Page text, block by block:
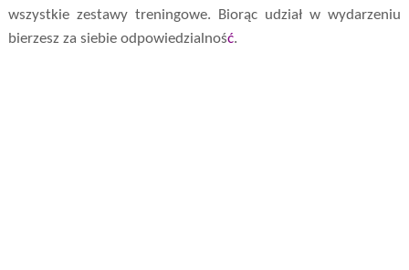
wszystkie zestawy treningowe. Biorąc udział w wydarzeniu
bierzesz za siebie odpowiedzialność.